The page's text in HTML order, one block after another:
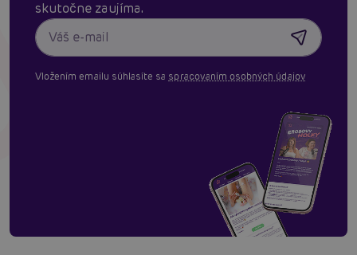
skutočne zaujíma.
Vložením emailu súhlasíte sa spracovaním osobných údajov